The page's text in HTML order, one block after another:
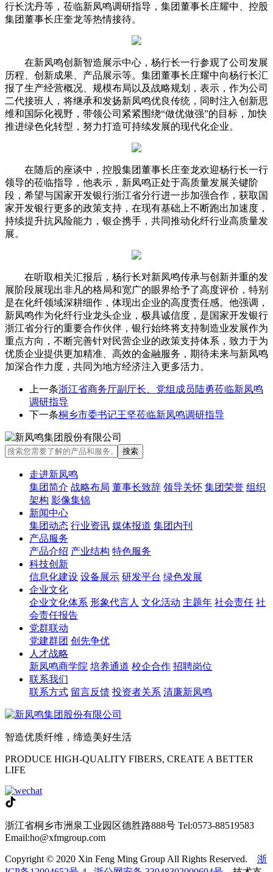
行长沈丹等，莅临新凤鸣调研指导，集团董事长庄耀中、控股
集团董事长庄奎龙等热情接待。
在新凤鸣创新智造展示中心，杨行长一行参观了公司发展
历程、创新成果、产品展示等。集团董事长庄耀中向杨行长汇
报了生产经营概况、规模布局以及战略规划，表示，作为公司
二代接班人，将继承和发扬新凤鸣优良传统，同时注入创新思
维和国际化视野，带领公司紧紧围绕“做优做强”的目标，加快
推进绿色化转型，努力打造可持续发展的现代化企业。
在随后的座谈中，控股集团董事长庄奎龙欢迎杨行长一行
领导的莅临指导，他表示，新凤鸣正处于高质量发展关键阶
段，希望与国家开发银行浙江省分行进一步加强合作，获取国
家开发银行更多的政策支持，在现有基础上不断跑出加速度，
持续提升抗风险能力，银企携手，共同推动化纤行业高质量发
展。
在听取相关汇报后，杨行长对新凤鸣传承与创新并重的发
展阶段展现出非凡的格局和宽广的眼界给予了高度评价，特别
是在化纤领域深耕细作，体现出企业的高度责任感。他强调，
新凤鸣作为化纤行业龙头企业，极具诚信度，是国家开发银行
浙江省分行的重要合作伙伴，银行始终将支持制造业发展作为
重点方向，不断完善针对民营企业的政策支持体系，致力于为
优质企业提供更加精准、高效的金融服务，期待未来与新凤鸣
加深合作力度，共同为地方经济注入更多活力。
上一条浙江省商务厅副厅长、党组成员陆勇莅临新凤鸣
调研指导
下一条桐乡市委书记王坚莅临新凤鸣调研指导
走进新凤鸣
集团简介 战略布局 董事长致辞 领导关怀 集团荣誉 组织
架构 影像集锦
新闻中心
集团动态 行业资讯 媒体报道 集团内刊
产品服务
产品介绍 产业结构 特色服务
科技创新
信息化建设 设备展示 研发平台 绿色发展
企业文化
企业文化体系 形象代言人 文化活动 主题年 社会责任 社
会责任报告
党群联动
党建群团 创先争优
人才战略
新凤鸣商学院 培养通道 校企合作 招聘岗位
联系我们
联系方式 留言反馈 投资者关系 清廉新凤鸣
智造优质纤维，缔造美好生活
PRODUCE HIGH-QUALITY FIBERS, CREATE A BETTER
LIFE
浙江省桐乡市洲泉工业园区德胜路888号 Tel:0573-88519583
Email:ho@xfmgroup.com
Copyright © 2020 Xin Feng Ming Group All Rights Reserved. 浙